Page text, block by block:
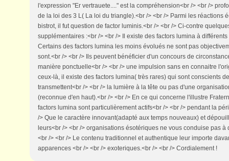
l'expression "Er vertrauete...." est la compréhension<br /> <br />
de la loi des 3 L( La loi du triangle).<br /> <br /> Parmi les réactions
bistrot, il fut question de factor luminis.<br /> <br /> Ci-contre
supplémentaires :<br /> <br /> Il existe des factors lumina à
Certains des factors lumina les moins évolués ne sont pas
sont.<br /> <br /> Ils peuvent bénéficier d'un concours de
manière ponctuelle<br /> <br /> une impulsion sans en connaitre
ceux-là, il existe des factors lumina( très rares) qui sont conscients
transmettent<br /> <br /> la lumière à la tête ou pas d'une
(reconnue d'en haut).<br /> <br /> En ce qui concerne l'illustre
factors lumina sont particulièrement actifs<br /> <br /> pendant la
/> Que le caractère innovant(adapté aux temps nouveaux) et
leurs<br /> <br /> organisations ésotériques ne vous conduise pas
<br /> <br /> Le contenu traditionnel et authentique leur importe
apparences <br /> <br /> exoteriques.<br /> <br /> Cordialement !